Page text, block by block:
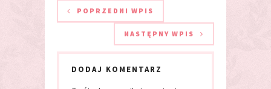
POPRZEDNI WPIS
NASTĘPNY WPIS
DODAJ KOMENTARZ